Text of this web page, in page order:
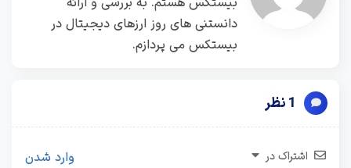
دانستنی های روز ارزهای دیجیتال در
بیستکس می پردازم.
اشتراک در وارد شدن